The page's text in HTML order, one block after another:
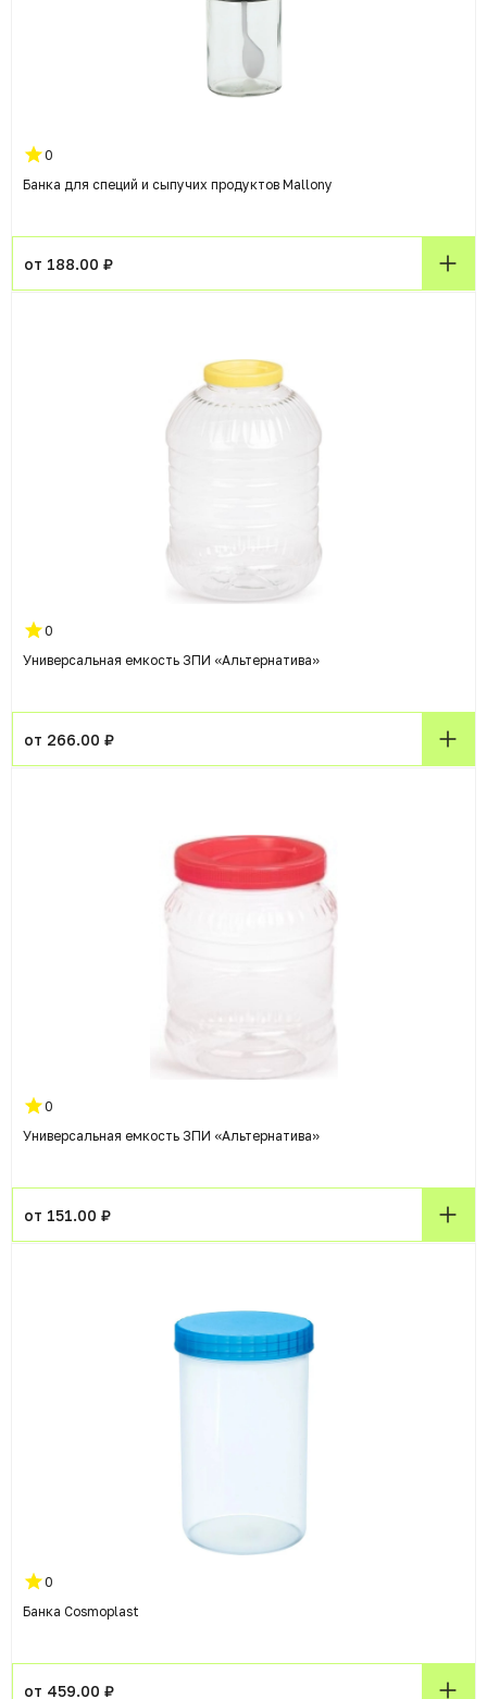
0
Банка для специй и сыпучих продуктов Mallony
от 188.00 ₽
0
Универсальная емкость ЗПИ «Альтернатива»
от 266.00 ₽
0
Универсальная емкость ЗПИ «Альтернатива»
от 151.00 ₽
0
Банка Cosmoplast
от 459.00 ₽